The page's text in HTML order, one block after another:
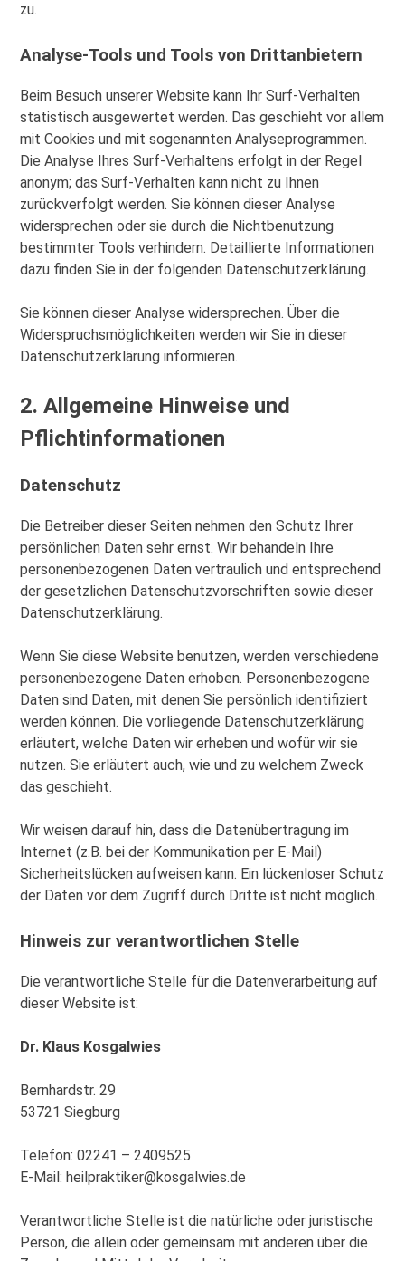
zu.
Analyse-Tools und Tools von Drittanbietern
Beim Besuch unserer Website kann Ihr Surf-Verhalten
statistisch ausgewertet werden. Das geschieht vor allem
mit Cookies und mit sogenannten Analyseprogrammen.
Die Analyse Ihres Surf-Verhaltens erfolgt in der Regel
anonym; das Surf-Verhalten kann nicht zu Ihnen
zurückverfolgt werden. Sie können dieser Analyse
widersprechen oder sie durch die Nichtbenutzung
bestimmter Tools verhindern. Detaillierte Informationen
dazu finden Sie in der folgenden Datenschutzerklärung.
Sie können dieser Analyse widersprechen. Über die
Widerspruchsmöglichkeiten werden wir Sie in dieser
Datenschutzerklärung informieren.
2. Allgemeine Hinweise und
Pflichtinformationen
Datenschutz
Die Betreiber dieser Seiten nehmen den Schutz Ihrer
persönlichen Daten sehr ernst. Wir behandeln Ihre
personenbezogenen Daten vertraulich und entsprechend
der gesetzlichen Datenschutzvorschriften sowie dieser
Datenschutzerklärung.
Wenn Sie diese Website benutzen, werden verschiedene
personenbezogene Daten erhoben. Personenbezogene
Daten sind Daten, mit denen Sie persönlich identifiziert
werden können. Die vorliegende Datenschutzerklärung
erläutert, welche Daten wir erheben und wofür wir sie
nutzen. Sie erläutert auch, wie und zu welchem Zweck
das geschieht.
Wir weisen darauf hin, dass die Datenübertragung im
Internet (z.B. bei der Kommunikation per E-Mail)
Sicherheitslücken aufweisen kann. Ein lückenloser Schutz
der Daten vor dem Zugriff durch Dritte ist nicht möglich.
Hinweis zur verantwortlichen Stelle
Die verantwortliche Stelle für die Datenverarbeitung auf
dieser Website ist:
Dr. Klaus Kosgalwies
Bernhardstr. 29
53721 Siegburg
Telefon: 02241 – 2409525
E-Mail: heilpraktiker@kosgalwies.de
Verantwortliche Stelle ist die natürliche oder juristische
Person, die allein oder gemeinsam mit anderen über die